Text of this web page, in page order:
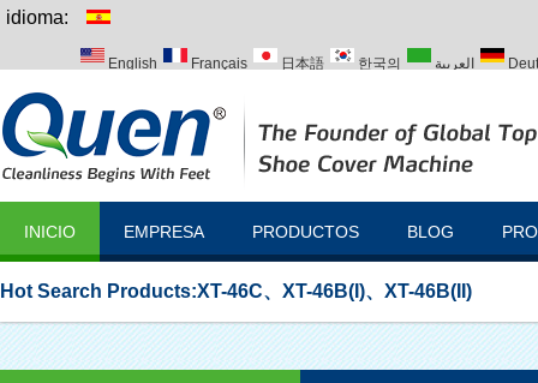
idioma:
English Français 日本語 한국의 العربية
INICIO EMPRESA PRODUCTOS BLOG
Hot Search Products:XT-46C、 XT-46B(I)、 XT-46B(II)